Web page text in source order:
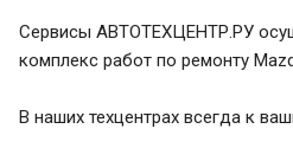
Сервисы АВТОТЕХЦЕНТР.РУ
комплекс работ по ремонту
В наших техцентрах всегда к